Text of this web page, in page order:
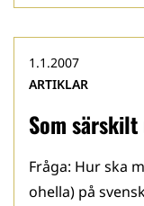
Som
1.1.2007
ARTIKLAR
Fråga: Hur ska
ohella) på